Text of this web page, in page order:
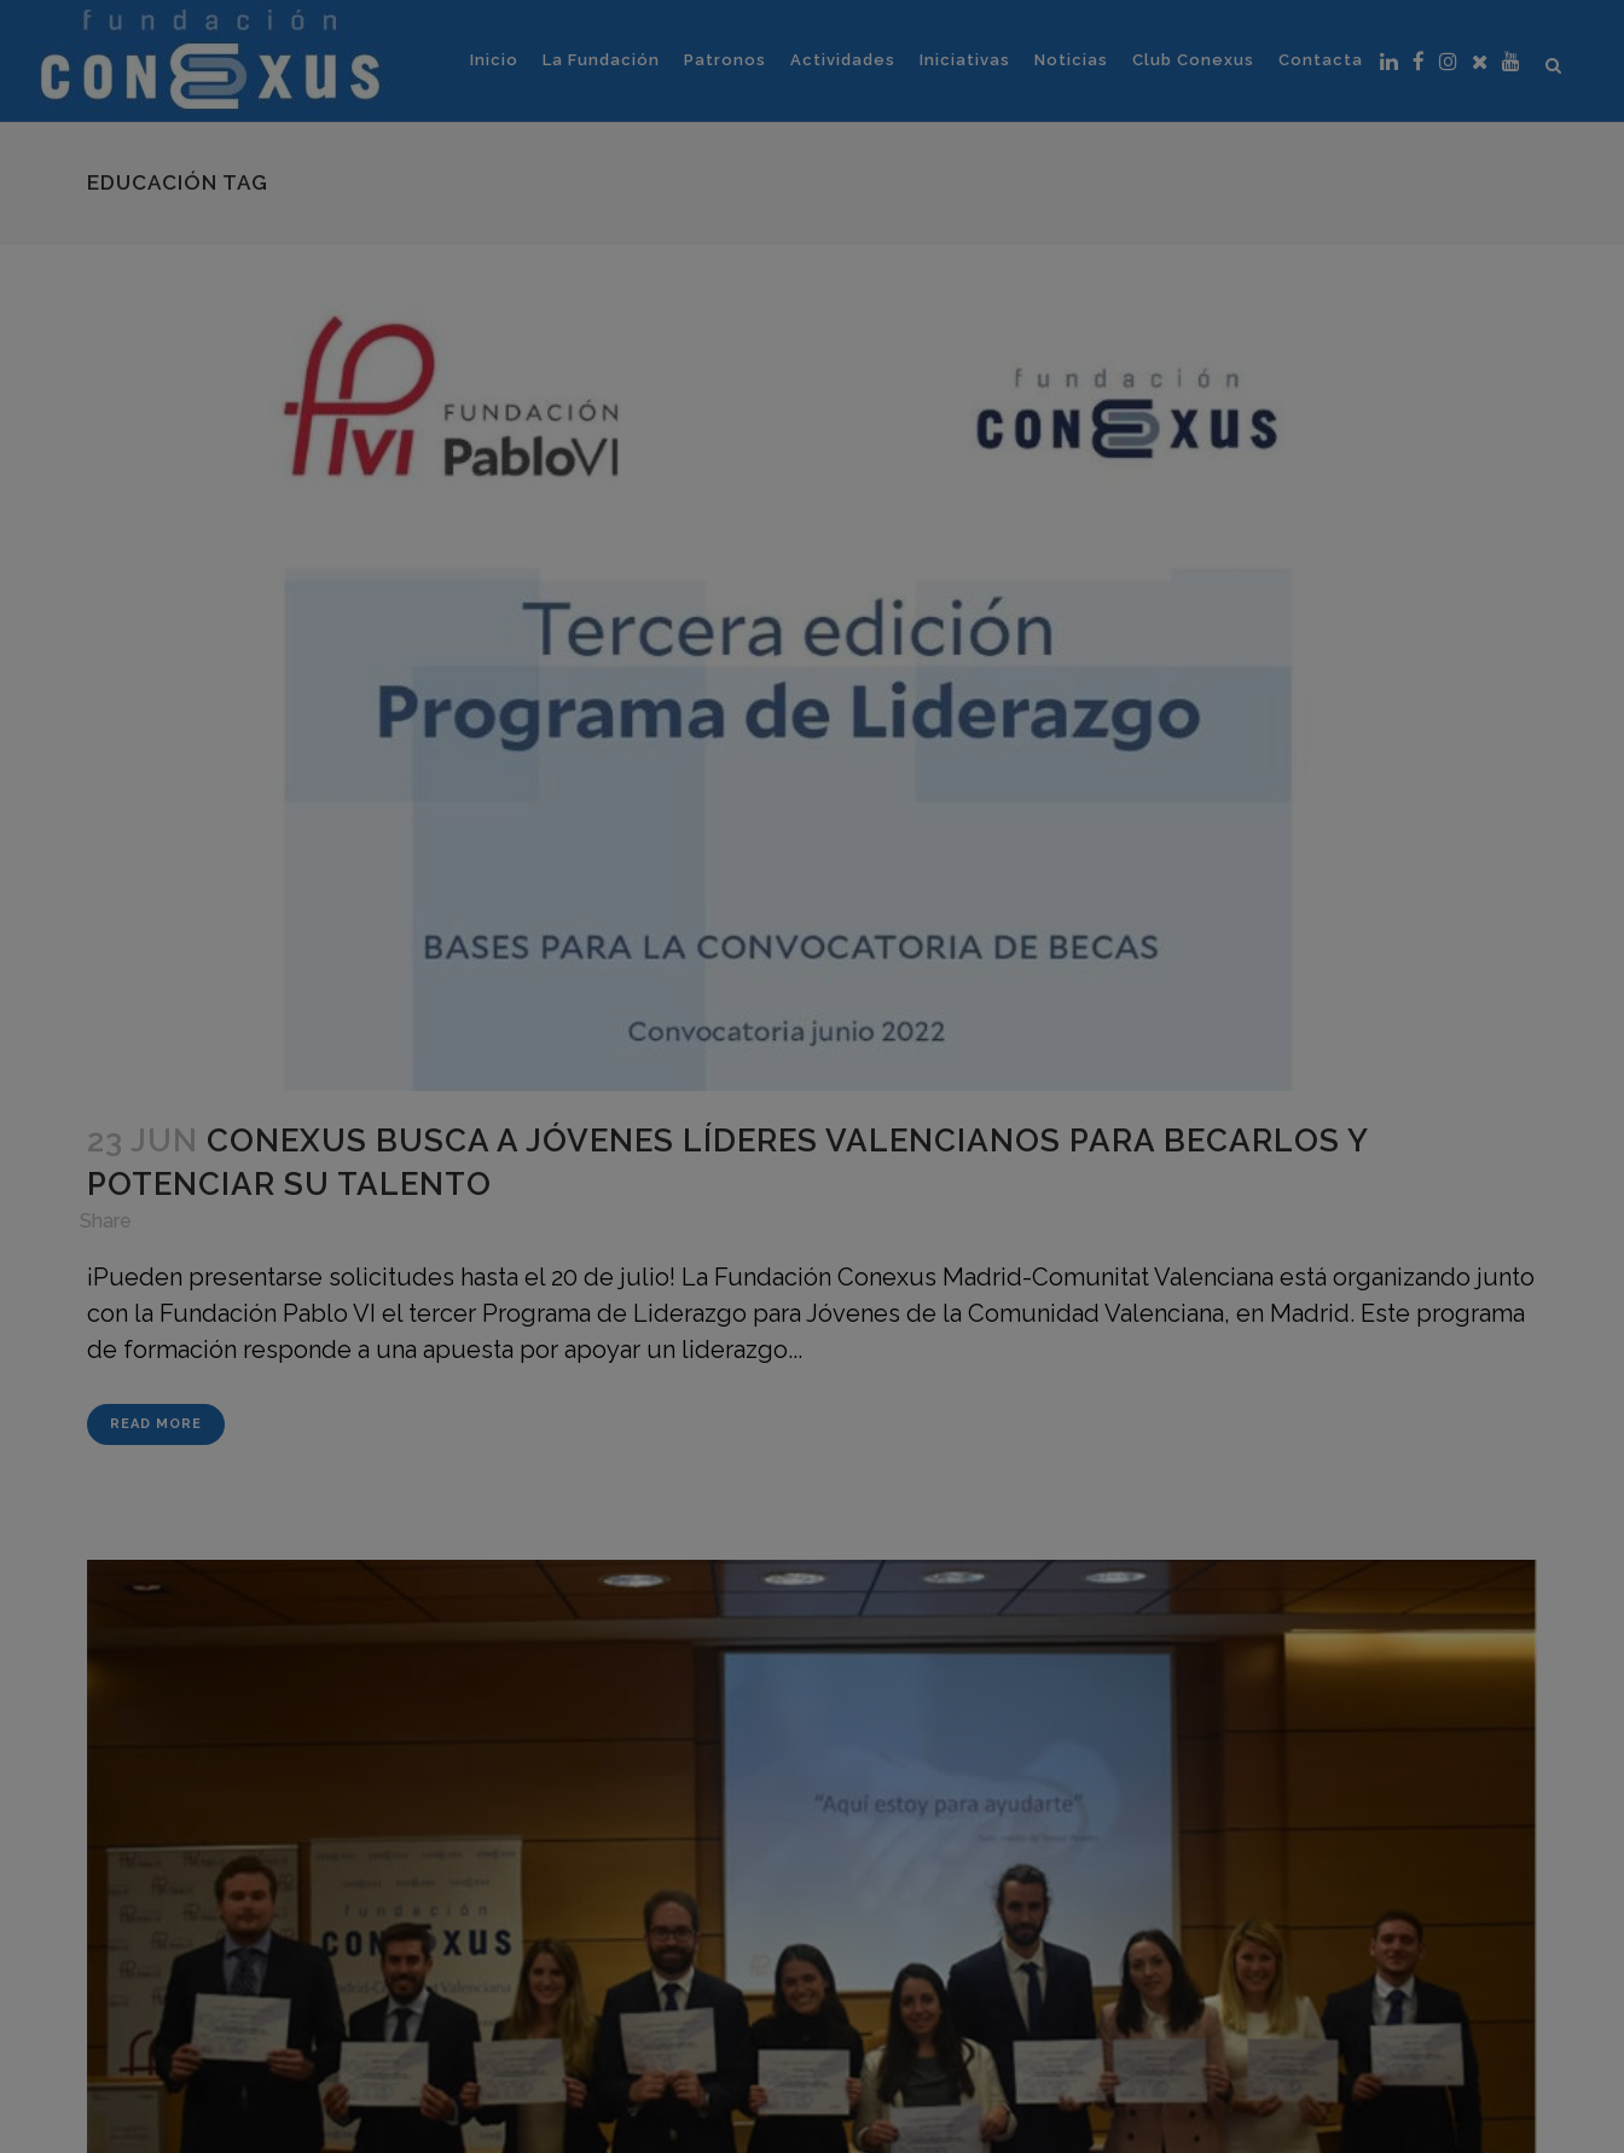
Inicio La Fundación Patronos Actividades Iniciativas Noticias Club Conexus Contacta
EDUCACIÓN TAG
23 JUN CONEXUS BUSCA A JÓVENES LÍDERES VALENCIANOS PARA BECARLOS Y
POTENCIAR SU TALENTO
Share
¡Pueden presentarse solicitudes hasta el 20 de julio! La Fundación Conexus Madrid-Comunitat Valenciana está organizando junto
con la Fundación Pablo VI el tercer Programa de Liderazgo para Jóvenes de la Comunidad Valenciana, en Madrid. Este programa
de formación responde a una apuesta por apoyar un liderazgo...
READ MORE